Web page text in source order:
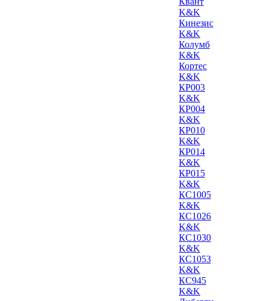
K&K
Кинезис
K&K
Колумб
K&K
Кортес
K&K
КР003
K&K
КР004
K&K
КР010
K&K
КР014
K&K
КР015
K&K
КС1005
K&K
КС1026
K&K
КС1030
K&K
КС1053
K&K
КС945
K&K